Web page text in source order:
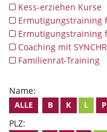
Kess-erziehen Kurse
Ermutigungstraining
Ermutigungstraining
Coaching mit
Familienrat-Training
Name:
ALLE B K L P
PLZ: